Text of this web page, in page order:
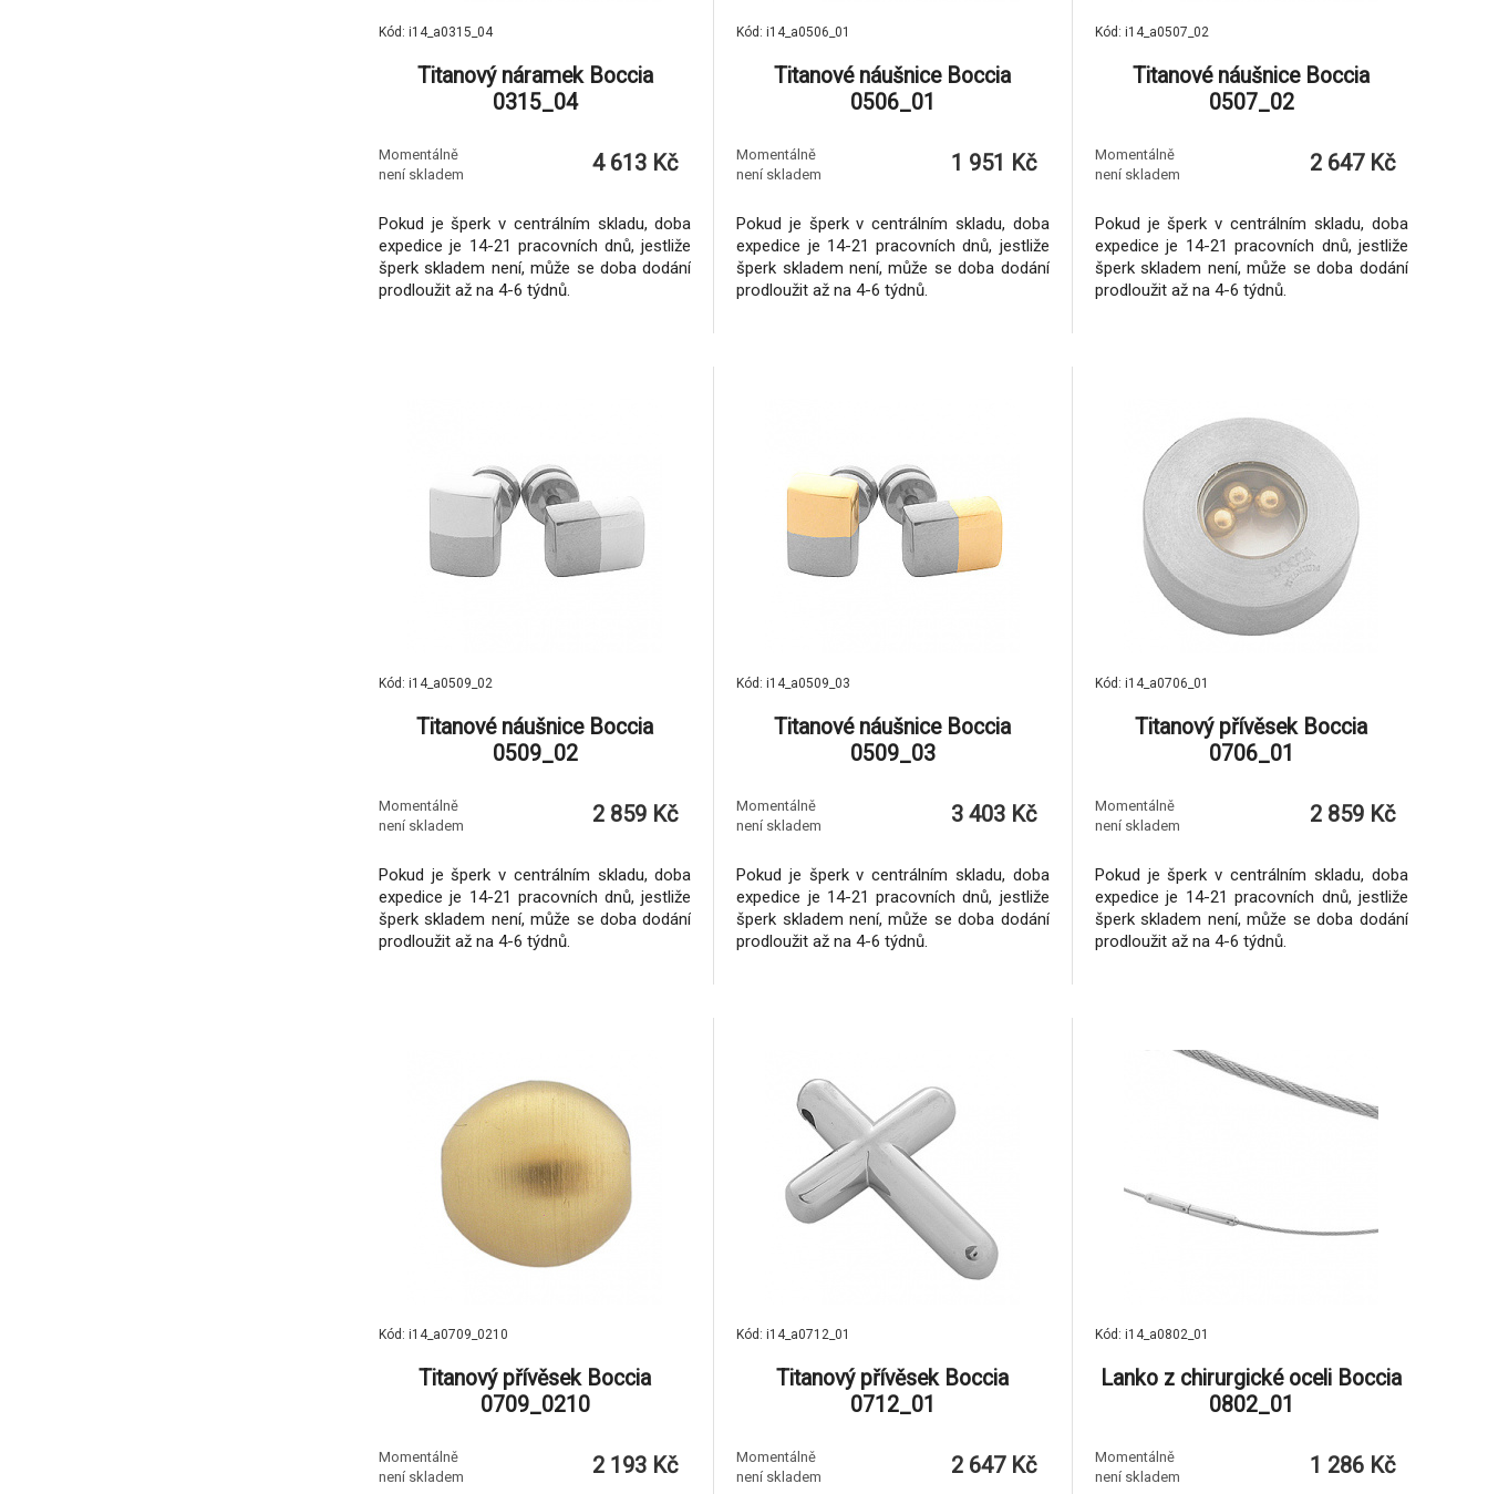
Kód: i14_a0315_04
Titanový náramek Boccia
0315_04
Momentálně
není skladem
4 613 Kč
Pokud je šperk v centrálním skladu, doba
expedice je 14-21 pracovních dnů, jestliže
šperk skladem není, může se doba dodání
prodloužit až na 4-6 týdnů.
Kód: i14_a0506_01
Titanové náušnice Boccia
0506_01
Momentálně
není skladem
1 951 Kč
Pokud je šperk v centrálním skladu, doba
expedice je 14-21 pracovních dnů, jestliže
šperk skladem není, může se doba dodání
prodloužit až na 4-6 týdnů.
Kód: i14_a0507_02
Titanové náušnice Boccia
0507_02
Momentálně
není skladem
2 647 Kč
Pokud je šperk v centrálním skladu, doba
expedice je 14-21 pracovních dnů, jestliže
šperk skladem není, může se doba dodání
prodloužit až na 4-6 týdnů.
Kód: i14_a0509_02
Titanové náušnice Boccia
0509_02
Momentálně
není skladem
2 859 Kč
Pokud je šperk v centrálním skladu, doba
expedice je 14-21 pracovních dnů, jestliže
šperk skladem není, může se doba dodání
prodloužit až na 4-6 týdnů.
Kód: i14_a0509_03
Titanové náušnice Boccia
0509_03
Momentálně
není skladem
3 403 Kč
Pokud je šperk v centrálním skladu, doba
expedice je 14-21 pracovních dnů, jestliže
šperk skladem není, může se doba dodání
prodloužit až na 4-6 týdnů.
Kód: i14_a0706_01
Titanový přívěsek Boccia
0706_01
Momentálně
není skladem
2 859 Kč
Pokud je šperk v centrálním skladu, doba
expedice je 14-21 pracovních dnů, jestliže
šperk skladem není, může se doba dodání
prodloužit až na 4-6 týdnů.
Kód: i14_a0709_0210
Titanový přívěsek Boccia
0709_0210
Momentálně
není skladem
2 193 Kč
Kód: i14_a0712_01
Titanový přívěsek Boccia
0712_01
Momentálně
není skladem
2 647 Kč
Kód: i14_a0802_01
Lanko z chirurgické oceli Boccia
0802_01
Momentálně
není skladem
1 286 Kč